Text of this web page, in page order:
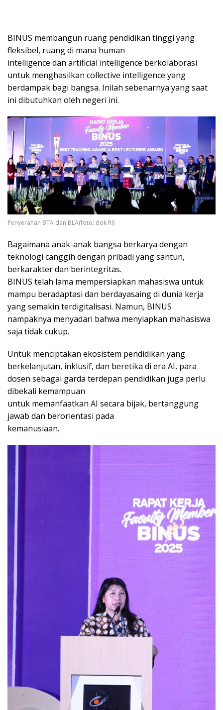
BINUS membangun ruang pendidikan tinggi yang
fleksibel, ruang di mana human
intelligence dan artificial intelligence berkolaborasi
untuk menghasilkan collective intelligence yang
berdampak bagi bangsa. Inilah sebenarnya yang saat
ini dibutuhkan oleh negeri ini.
Penyerahan BTA dan BLA(foto: dok RI)
Bagaimana anak-anak bangsa berkarya dengan
teknologi canggih dengan pribadi yang santun,
berkarakter dan berintegritas.
BINUS telah lama mempersiapkan mahasiswa untuk
mampu beradaptasi dan berdayasaing di dunia kerja
yang semakin terdigitalisasi. Namun, BINUS
nampaknya menyadari bahwa menyiapkan mahasiswa
saja tidak cukup.
Untuk menciptakan ekosistem pendidikan yang
berkelanjutan, inklusif, dan beretika di era AI, para
dosen sebagai garda terdepan pendidikan juga perlu
dibekali kemampuan
untuk memanfaatkan AI secara bijak, bertanggung
jawab dan berorientasi pada
kemanusiaan.